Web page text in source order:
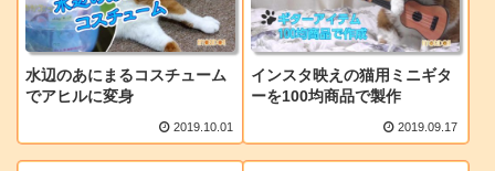
水辺のあにまるコスチューム
でアヒルに変身
2019.10.01
インスタ映えの猫用ミニギタ
ーを100均商品で製作
2019.09.17